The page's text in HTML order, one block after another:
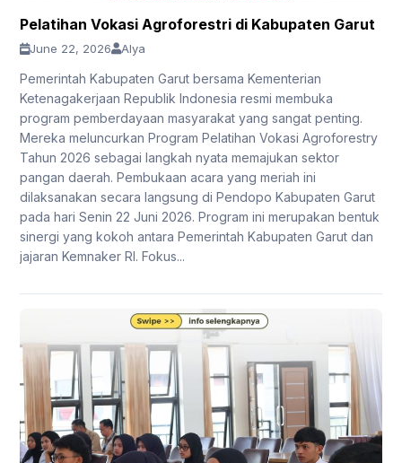
Pelatihan Vokasi Agroforestri di Kabupaten Garut
June 22, 2026 Alya
Pemerintah Kabupaten Garut bersama Kementerian
Ketenagakerjaan Republik Indonesia resmi membuka
program pemberdayaan masyarakat yang sangat penting.
Mereka meluncurkan Program Pelatihan Vokasi Agroforestry
Tahun 2026 sebagai langkah nyata memajukan sektor
pangan daerah. Pembukaan acara yang meriah ini
dilaksanakan secara langsung di Pendopo Kabupaten Garut
pada hari Senin 22 Juni 2026. Program ini merupakan bentuk
sinergi yang kokoh antara Pemerintah Kabupaten Garut dan
jajaran Kemnaker RI. Fokus...